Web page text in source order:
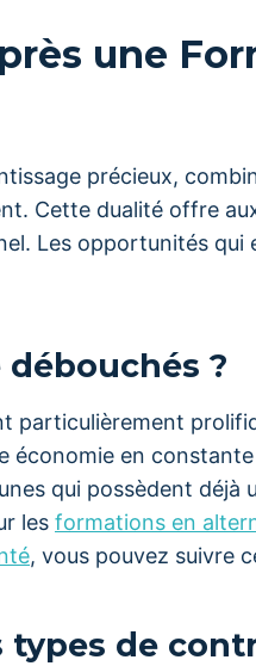
une
précieux,
Cette dualité offre
Les opportunités qui
?
particulièrement
économie en
qui possèdent déjà
les formations en
, vous pouvez suivre
types de